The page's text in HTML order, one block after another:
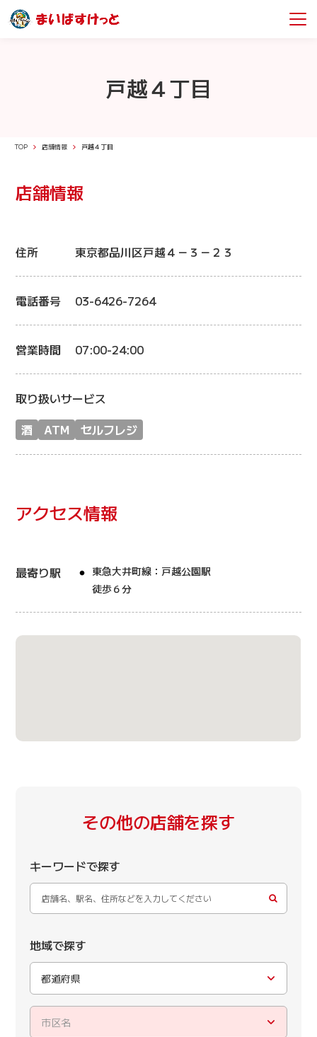
戸越４丁目
TOP 店舗情報 戸越４丁目
店舗情報
住所 東京都品川区戸越４－３－２３
電話番号 03-6426-7264
営業時間 07:00-24:00
取り扱いサービス
酒
ATM セルフレジ
アクセス情報
最寄り駅
東急大井町線：戸越公園駅
徒歩６分
その他の店舗を探す
キーワードで探す
地域で探す
都道府県
市区名